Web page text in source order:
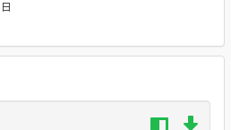
the instructions provided by
content of folder in the following
x64/levels/gta